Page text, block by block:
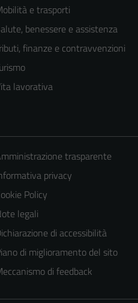
e trasporti
benessere e assistenza
finanze e contravvenzioni
lavorativa
trasparente
privacy
Policy
legali
di accessibilità
di miglioramento del sito
di feedback